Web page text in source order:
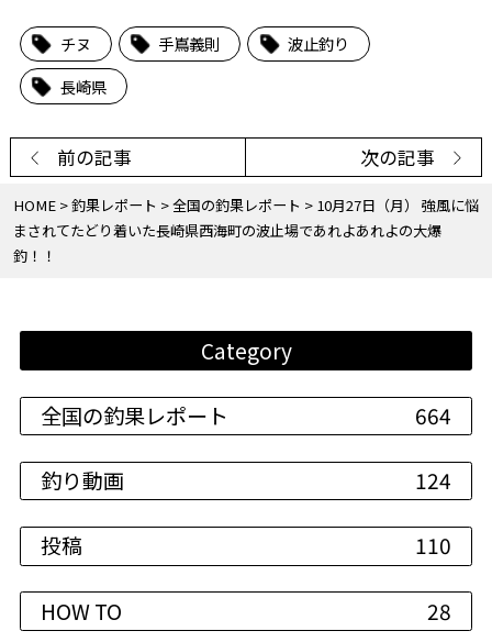
Category
全国の釣果レポート 664
釣り動画 124
投稿 110
HOW TO 28
HOME 釣果レポート 全国の釣果レポート
10月27日（月） 強風に悩
まされてたどり着いた長崎県西海町の波止場であれよあれよの大爆
釣！！
チヌ 手嶌義則
波止釣り
長崎県
前の記事 次の記事